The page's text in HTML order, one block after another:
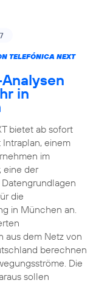
TELEFÓNICA NEXT
in
bietet ab sofort
einem
im
eine der
die
in München an.
aus dem Netz von
berechnen
Die
sollen